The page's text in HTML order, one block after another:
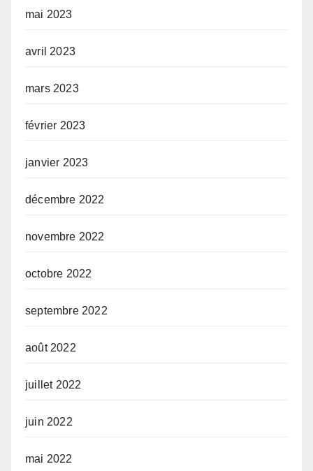
mai 2023
avril 2023
mars 2023
février 2023
janvier 2023
décembre 2022
novembre 2022
octobre 2022
septembre 2022
août 2022
juillet 2022
juin 2022
mai 2022